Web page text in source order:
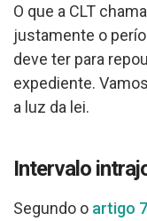
O que a CLT
justamente o
deve ter para
expediente.
a luz da lei.
Intervalo
Segundo o artigo